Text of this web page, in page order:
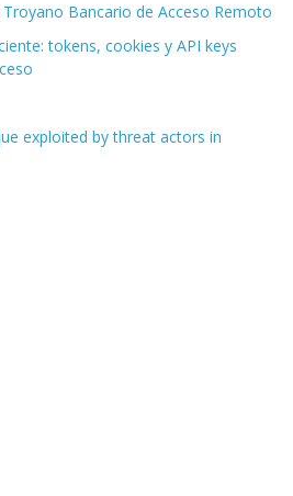
Bancario de Acceso Remoto
tokens, cookies y API keys
exploited by threat actors in